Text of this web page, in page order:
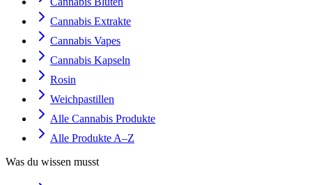
Cannabis Extrakte
Cannabis Vapes
Cannabis Kapseln
Rosin
Weichpastillen
Alle Cannabis Produkte
Alle Produkte A–Z
Was du wissen musst